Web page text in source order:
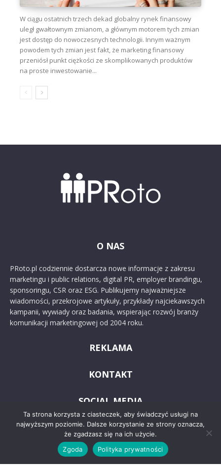
W ciągu ostatnich trzech dekad globalny rynek finansowy
uległ gwałtownym zmianom, a głównym motorem tych zmian
jest dostęp do nowoczesnych technologii. Innym ważnym
powodem tych zmian jest fakt, że marketing finansowy
przeniósł punkt ciężkości ze skomplikowanych produktów
na proste inwestowanie...
O NAS
PRoto.pl codziennie dostarcza nowe informacje z zakresu
marketingu i public relations, digital PR, employer brandingu,
sponsoringu, CSR oraz ESG. Publikujemy najważniejsze
wiadomości, przekrojowe artykuły, przykłady najciekawszych
kampanii, wywiady oraz badania, wspierając rozwój branży
komunikacji marketingowej od 2004 roku.
REKLAMA
KONTAKT
SOCIAL MEDIA
Ta strona korzysta z ciasteczek, aby świadczyć usługi na
najwyższym poziomie. Dalsze korzystanie ze strony oznacza,
że zgadzasz się na ich użycie.
Zgoda
Polityka prywatności